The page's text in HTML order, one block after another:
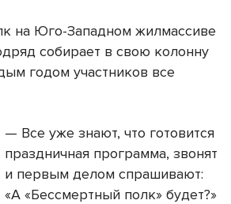
на Юго-Западном жилмассиве
собирает в свою колонну
годом участников все
— Все уже знают, что готовится
праздничная программа, звонят
и первым делом спрашивают:
«А «Бессмертный полк» будет?»